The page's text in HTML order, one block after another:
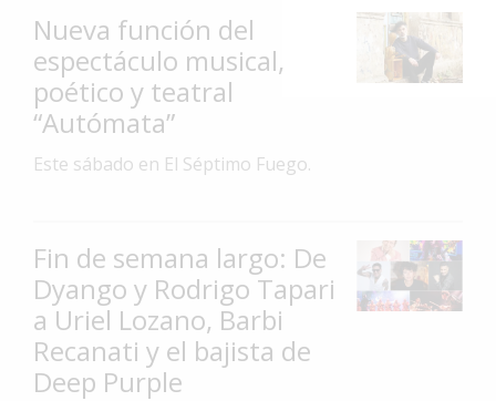
El
Mundo
La
Zona
Cultura
Gastronomía
Salud
Interés
General
Nueva función del
espectáculo musical,
poético y teatral
“Autómata”
Este sábado en El Séptimo Fuego.
Fin de semana largo: De
Dyango y Rodrigo Tapari
a Uriel Lozano, Barbi
Recanati y el bajista de
Deep Purple